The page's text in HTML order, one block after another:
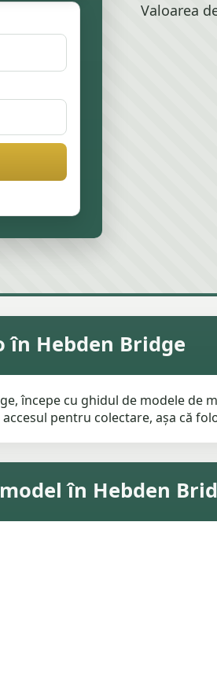
Valoarea
în Hebden Bridge
începe cu ghidul de modele de
pentru colectare, așa că
în Hebden